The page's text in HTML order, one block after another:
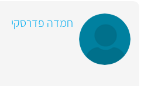
חמדה פדרסקי